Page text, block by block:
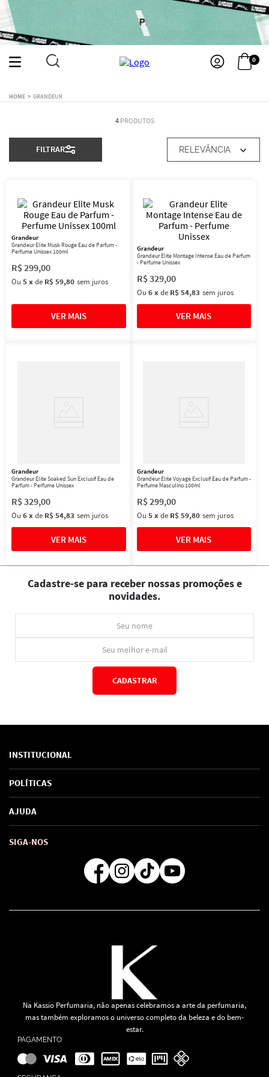
0
GRANDEUR
4 PRODUTOS
FILTRAR RELEVÂNCIA
Grandeur
Grandeur Elite Musk Rouge Eau de Parfum -
Perfume Unissex 100ml
R$299,00
Ou 5xde R$ 59,80 sem juros
Grandeur
Grandeur Elite Montage Intense Eau de Parfum
- Perfume Unissex
R$329,00
Ou 6 xde R$ 54,83 sem juros
Grandeur
Grandeur Elite Soaked Sun Exclusif Eau de
Parfum - Perfume Unissex
R$329,00
Ou 6xde R$ 54,83 sem juros
Grandeur
Grandeur Elite Voyage Exclusif Eau de Parfum -
Perfume Masculino 100ml
R$299,00
Ou 5 xde R$ 59,80 sem juros
Cadastre-se para receber nossas promoções e
novidades.
CADASTRAR
INSTITUCIONAL
Sobre Nós
Marcas
SAC de marcas
POLÍTICAS
Política de Privacidade
Troca e Devoluções
Formas de Pagamento
Regra de Frete Grátis
AJUDA
SIGA-NOS
Na Kassio Perfumaria, não apenas celebramos a arte da perfumaria,
mas também exploramos o universo completo da beleza e do bem-
estar.
PAGAMENTO